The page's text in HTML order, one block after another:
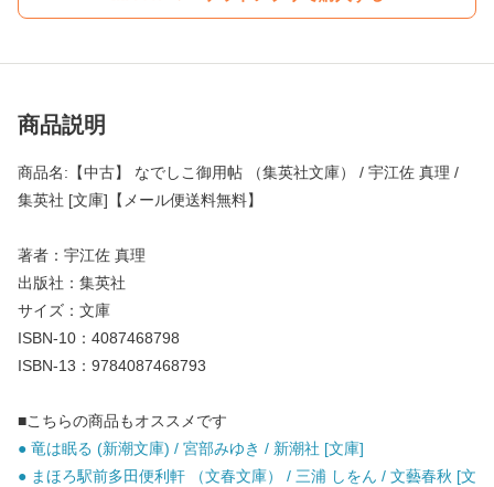
商品説明
商品名:【中古】 なでしこ御用帖 （集英社文庫） / 宇江佐 真理 /
集英社 [文庫]【メール便送料無料】
著者：宇江佐 真理
出版社：集英社
サイズ：文庫
ISBN-10：4087468798
ISBN-13：9784087468793
■こちらの商品もオススメです
● 竜は眠る (新潮文庫) / 宮部みゆき / 新潮社 [文庫]
● まほろ駅前多田便利軒 （文春文庫） / 三浦 しをん / 文藝春秋 [文